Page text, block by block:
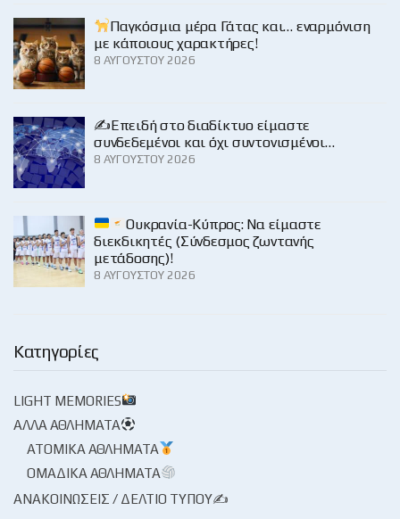
Παγκόσμια μέρα Γάτας και… εναρμόνιση
με κάποιους χαρακτήρες!
8 ΑΥΓΟΎΣΤΟΥ 2026
✍️Επειδή στο διαδίκτυο είμαστε
συνδεδεμένοι και όχι συντονισμένοι…
8 ΑΥΓΟΎΣΤΟΥ 2026
Ουκρανία-Κύπρος: Να είμαστε
διεκδικητές (Σύνδεσμος ζωντανής
μετάδοσης)!
8 ΑΥΓΟΎΣΤΟΥ 2026
Κατηγορίες
LIGHT MEMORIES
ΆΛΛΑ ΑΘΛΉΜΑΤΑ
ΑΤΟΜΙΚΆ ΑΘΛΉΜΑΤΑ
ΟΜΑΔΙΚΆ ΑΘΛΉΜΑΤΑ
ΑΝΑΚΟΙΝΏΣΕΙΣ / ΔΕΛΤΊΟ ΤΎΠΟΥ✍